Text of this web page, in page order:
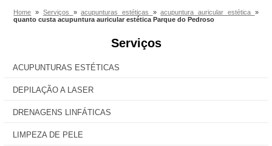
Home » Serviços »acupunturas estéticas »acupuntura auricular estética »
quanto custa acupuntura auricular estética Parque do Pedroso
Serviços
ACUPUNTURAS ESTÉTICAS
DEPILAÇÃO A LASER
DRENAGENS LINFÁTICAS
LIMPEZA DE PELE